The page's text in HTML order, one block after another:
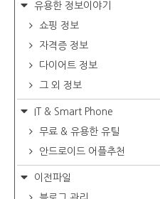
유용한 정보이야기
쇼핑 정보
자격증 정보
다이어트 정보
그 외 정보
IT & Smart Phone
무료 & 유용한 유틸
안드로이드 어플추천
이전파일